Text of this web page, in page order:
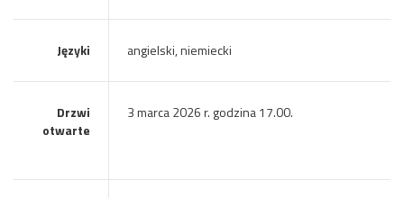
Języki angielski, niemiecki
Drzwi
otwarte
3 marca 2026 r. godzina 17.00.